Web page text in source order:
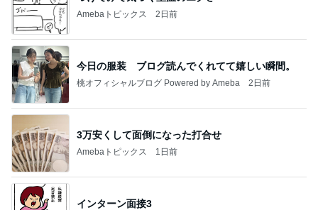
Amebaトピックス 2日前
今日の服装 ブログ読んでくれてて嬉しい瞬間。
桃オフィシャルブログ Powered by Ameba 2日前
3万安くして面倒になった打合せ
Amebaトピックス 1日前
インターン面接3